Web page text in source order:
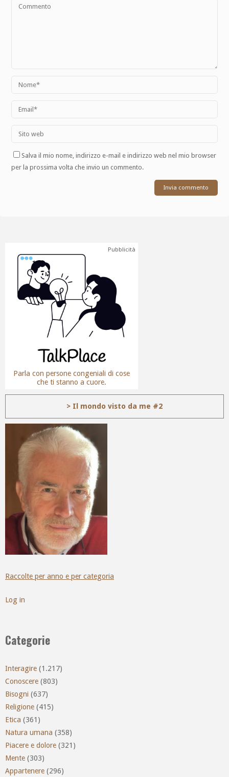
Salva il mio nome, indirizzo e-mail e indirizzo web nel mio browser
per la prossima volta che invio un commento.
Pubblicità
Parla con persone congeniali di cose
che ti stanno a cuore.
> Il mondo visto da me #2
Raccolte per anno e per categoria
Log in
Categorie
Interagire (1.217)
Conoscere (803)
Bisogni (637)
Religione (415)
Etica (361)
Natura umana (358)
Piacere e dolore (321)
Mente (303)
Appartenere (296)